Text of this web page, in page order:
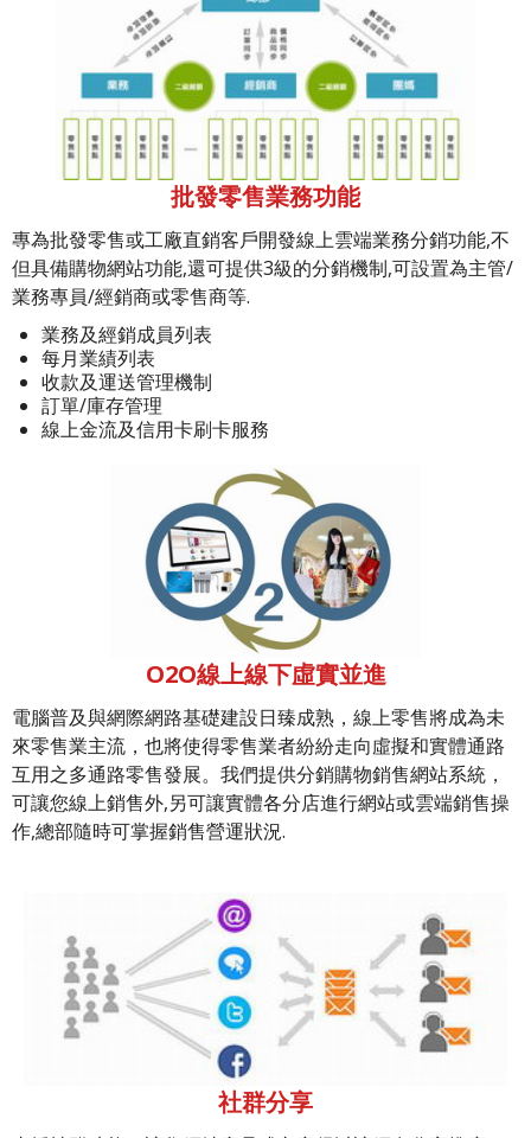
批發零售業務功能
專為批發零售或工廠直銷客戶開發線上雲端業務分銷功能,不
但具備購物網站功能,還可提供3級的分銷機制,可設置為主管/
業務專員/經銷商或零售商等.
業務及經銷成員列表
每月業績列表
收款及運送管理機制
訂單/庫存管理
線上金流及信用卡刷卡服務
O2O線上線下虛實並進
電腦普及與網際網路基礎建設日臻成熟，線上零售將成為未
來零售業主流，也將使得零售業者紛紛走向虛擬和實體通路
互用之多通路零售發展。我們提供分銷購物銷售網站系統，
可讓您線上銷售外,另可讓實體各分店進行網站或雲端銷售操
作,總部隨時可掌握銷售營運狀況.
社群分享